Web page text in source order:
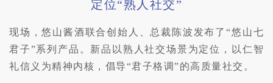
定位“熟人社交”
现场，悠山酱酒联合创始人、总裁陈波发布了“悠山七
君子”系列产品。新品以熟人社交场景为定位，以仁智
礼信义为精神内核，倡导“君子格调”的高质量社交。